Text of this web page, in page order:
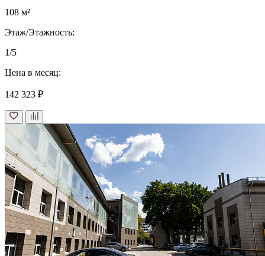
108 м²
Этаж/Этажность:
1/5
Цена в месяц:
142 323 ₽